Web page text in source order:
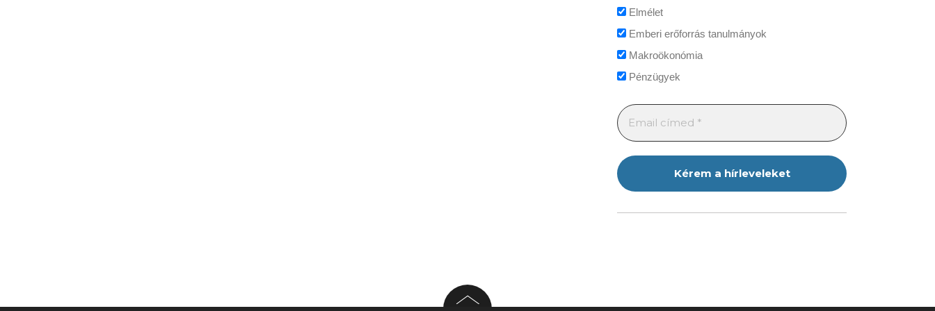
Elmélet
Emberi erőforrás tanulmányok
Makroökonómia
Pénzügyek